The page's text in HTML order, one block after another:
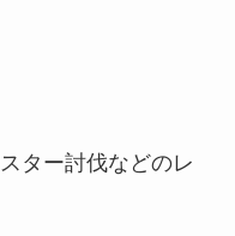
ター討伐などのレ